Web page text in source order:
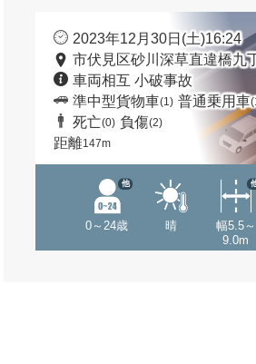
2023年12月30日(土)16:24
市伏見区砂川深草直違橋九
車両相互 小破事故
準中型貨物車(1) 普通乗用車
死亡(0) 負傷(2)
距離147m
0～24歳
他
晴
幅5.5～
9.0m